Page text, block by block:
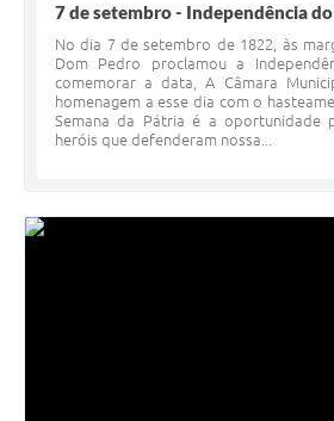
7 de setembro - Independência
No dia 7 de setembro de 1822, às
Dom Pedro proclamou a
comemorar a data, A Câmara
homenagem a esse dia com o
Semana da Pátria é a oportunidade
heróis que defenderam nossa...